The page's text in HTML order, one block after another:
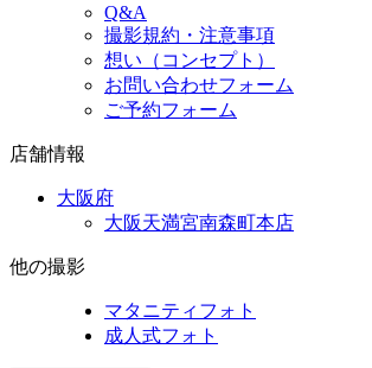
Q&A
撮影規約・注意事項
想い（コンセプト）
お問い合わせフォーム
ご予約フォーム
店舗情報
大阪府
大阪天満宮南森町本店
他の撮影
マタニティフォト
成人式フォト